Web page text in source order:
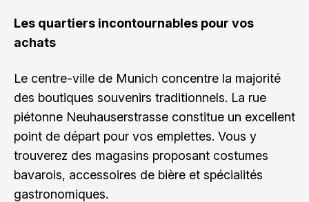
Les quartiers incontournables pour vos
achats
Le centre-ville de Munich concentre la majorité
des boutiques souvenirs traditionnels. La rue
piétonne Neuhauserstrasse constitue un excellent
point de départ pour vos emplettes. Vous y
trouverez des magasins proposant costumes
bavarois, accessoires de bière et spécialités
gastronomiques.